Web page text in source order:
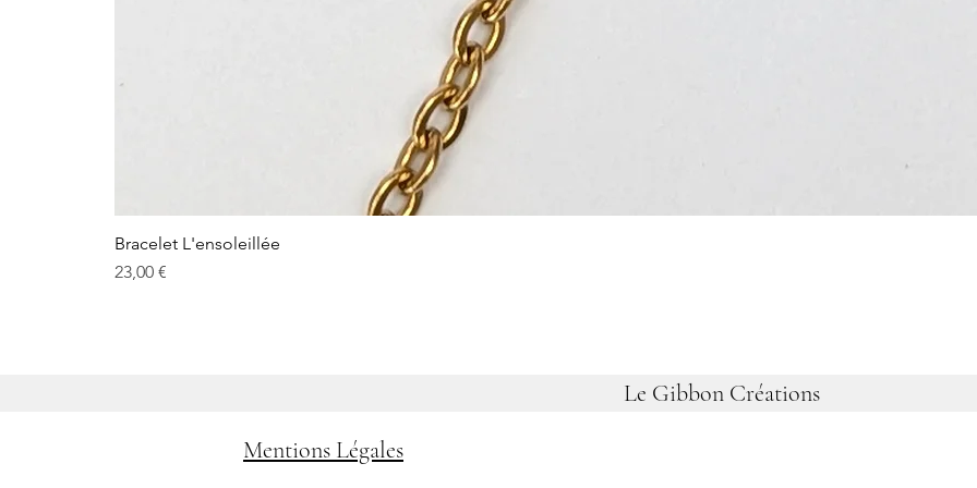
Bracelet L'ensoleillée
Prix
23,00 €
Le Gibbon Créations
Mentions Légales